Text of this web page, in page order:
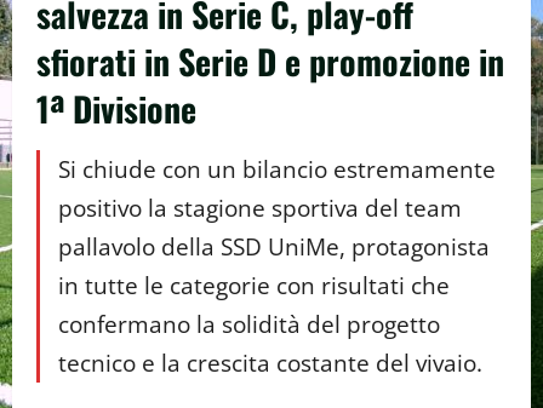
salvezza in Serie C, play-off
sfiorati in Serie D e promozione in
1ª Divisione
Si chiude con un bilancio estremamente
positivo la stagione sportiva del team
pallavolo della SSD UniMe, protagonista
in tutte le categorie con risultati che
confermano la solidità del progetto
tecnico e la crescita costante del vivaio.